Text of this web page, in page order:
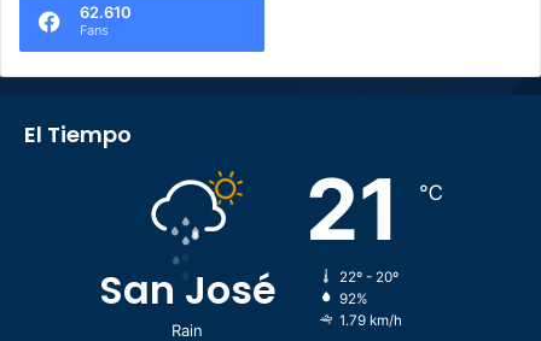
62.610
Fans
El Tiempo
San José
Rain
21 ℃
22º - 20º
92%
1.79 km/h